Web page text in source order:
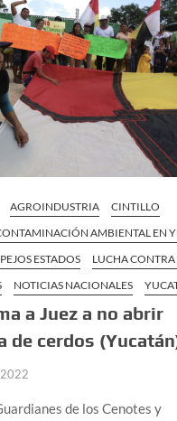
AGROINDUSTRIA
CINTILLO
AMBIENTAL EN
ESTADOS
LUCHA CONTRA
NOTICIAS NACIONALES
a Juez a no abrir
de cerdos
de los Cenotes y